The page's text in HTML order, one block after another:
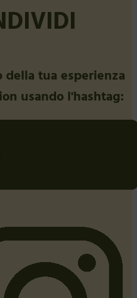
tua esperienza
usando l'hashtag: